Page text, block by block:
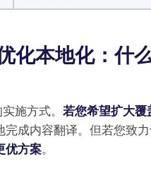
化本地化：什
施方式。 若您希望扩大覆
成内容翻译。但若您致
优方案。